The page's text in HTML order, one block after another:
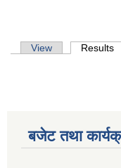
Primary
View Results
बजेट तथा